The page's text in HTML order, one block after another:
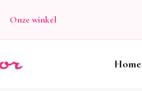
Onze winkel
Home